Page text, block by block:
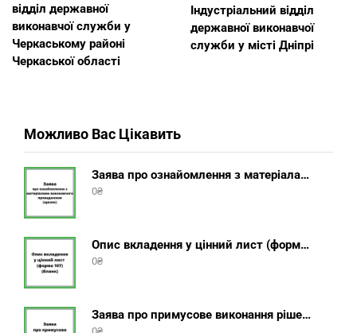
відділ державної
виконавчої служби у
Черкаському районі
Черкаської області
Індустріальний відділ
державної виконавчої
служби у місті Дніпрі
Можливо Вас Цікавить
Заява про ознайомлення з матеріалами виконавчого провадження (зразок, шаблон 2025 року)
0₴
Опис вкладення у цінний лист (форма 107) + інструкція відправлення цінного листа з описом вкладення
0₴
Заява про примусове виконання рішення (зразок, шаблон 2025 року)